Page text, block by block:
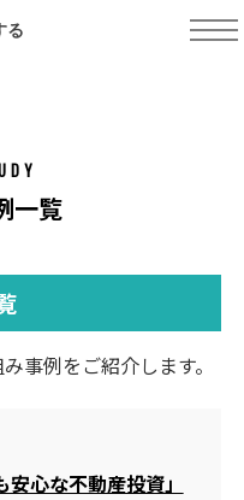
る
一覧
事例をご紹介します。
安心な不動産投資」